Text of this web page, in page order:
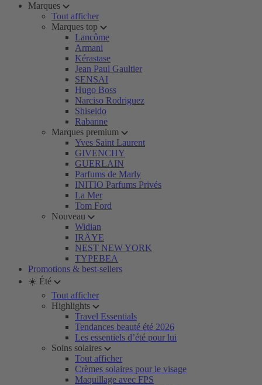
Marques
Tout afficher
Marques top
Lancôme
Armani
Kérastase
Jean Paul Gaultier
SENSAI
Hugo Boss
Narciso Rodriguez
Shiseido
Rabanne
Marques premium
Yves Saint Laurent
GIVENCHY
GUERLAIN
Parfums de Marly
INITIO Parfums Privés
La Mer
Tom Ford
Nouveau
Widian
IRÄYE
NEST NEW YORK
TYPEBEA
Promotions & best-sellers
☀️ Été
Tout afficher
Highlights
Travel Essentials
Tendances beauté été 2026
Les essentiels d’été pour lui
Soins solaires
Tout afficher
Crèmes solaires pour le visage
Maquillage avec FPS